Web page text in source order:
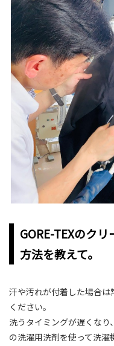
GORE-TEXのク
方法を教えて。
汗や汚れが付着した場合
ください。
洗うタイミングが遅くな
の洗濯用洗剤を使って洗濯